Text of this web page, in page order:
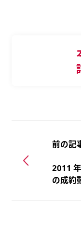
前の記
2011
の成約